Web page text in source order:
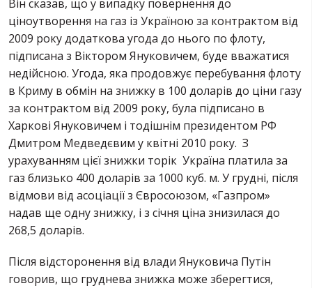
Він сказав, що у випадку повернення до
ціноутворення на газ із Україною за контрактом від
2009 року додаткова угода до нього по флоту,
підписана з Віктором Януковичем, буде вважатися
недійсною. Угода, яка продовжує перебування флоту
в Криму в обмін на знижку в 100 доларів до ціни газу
за контрактом від 2009 року, була підписано в
Харкові Януковичем і тодішнім президентом РФ
Дмитром Медведєвим у квітні 2010 року. З
урахуванням цієї знижки торік Україна платила за
газ близько 400 доларів за 1000 куб. м. У грудні, після
відмови від асоціації з Євросоюзом, «Газпром»
надав ще одну знижку, і з січня ціна знизилася до
268,5 доларів.
Після відсторонення від влади Януковича Путін
говорив, що груднева знижка може зберегтися,